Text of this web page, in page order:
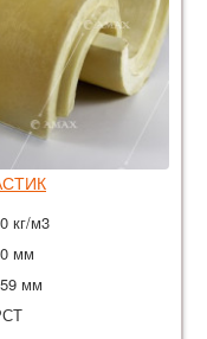
кг/м3
мм
мм